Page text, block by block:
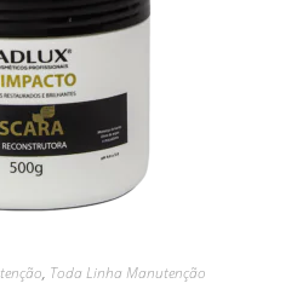
, Toda Linha Manutenção